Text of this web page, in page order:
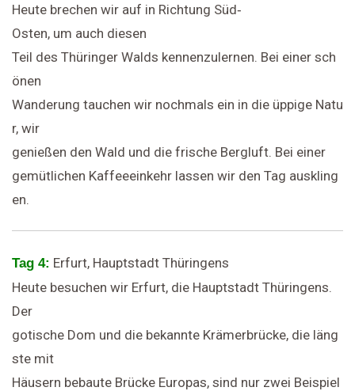
Heute brechen wir auf in Richtung Süd‐
Osten, um auch diesen
Teil des Thüringer Walds kennenzulernen. Bei einer sch
önen
Wanderung tauchen wir nochmals ein in die üppige Natu
r, wir
genießen den Wald und die frische Bergluft. Bei einer
gemütlichen Kaffeeeinkehr lassen wir den Tag auskling
en.
Tag 4: Erfurt, Hauptstadt Thüringens
Heute besuchen wir Erfurt, die Hauptstadt Thüringens.
Der
gotische Dom und die bekannte Krämerbrücke, die läng
ste mit
Häusern bebaute Brücke Europas, sind nur zwei Beispiel